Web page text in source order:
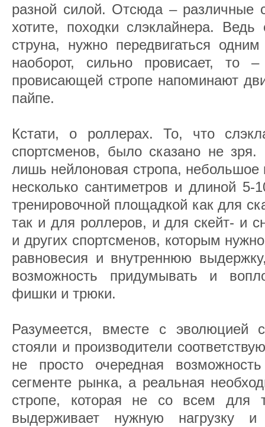
разной силой. Отсюда – различные
хотите, походки слэклайнера. Ведь
струна, нужно передвигаться
наоборот, сильно провисает, то
провисающей стропе напоминают
пайпе.
Кстати, о роллерах. То, что
спортсменов, было сказано не зря.
лишь нейлоновая стропа, небольшое
несколько сантиметров и длиной
тренировочной площадкой как для
так и для роллеров, и для скейт- и
и других спортсменов, которым
равновесия и внутреннюю
возможность придумывать и
фишки и трюки.
Разумеется, вместе с эволюцией
стояли и производители
не просто очередная
сегменте рынка, а реальная
стропе, которая не со всем для
выдерживает нужную нагрузку и